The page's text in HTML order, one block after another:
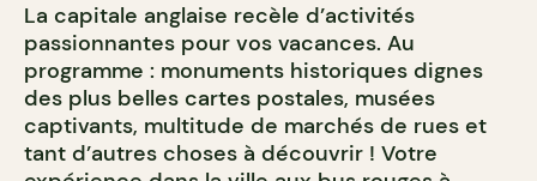
La capitale anglaise recèle d’activités
passionnantes pour vos vacances. Au
programme : monuments historiques dignes
des plus belles cartes postales, musées
captivants, multitude de marchés de rues et
tant d’autres choses à découvrir ! Votre